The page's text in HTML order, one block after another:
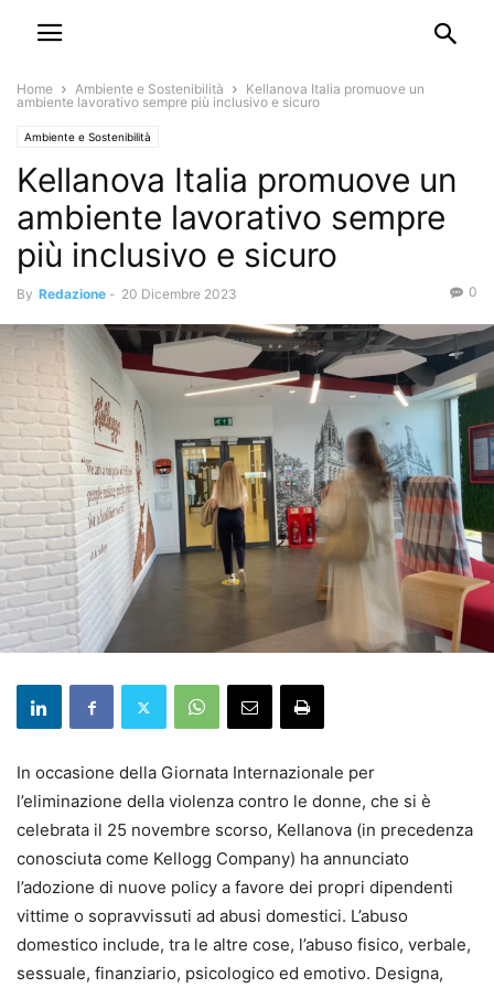
Home Ambiente e Sostenibilità
Kellanova Italia promuove un
ambiente lavorativo sempre più inclusivo e sicuro
Ambiente e Sostenibilità
Kellanova Italia promuove un
ambiente lavorativo sempre
più inclusivo e sicuro
By Redazione - 20 Dicembre 2023 0
In occasione della Giornata Internazionale per
l’eliminazione della violenza contro le donne, che si è
celebrata il 25 novembre scorso, Kellanova (in precedenza
conosciuta come Kellogg Company) ha annunciato
l’adozione di nuove policy a favore dei propri dipendenti
vittime o sopravvissuti ad abusi domestici. L’abuso
domestico include, tra le altre cose, l’abuso fisico, verbale,
sessuale, finanziario, psicologico ed emotivo. Designa,